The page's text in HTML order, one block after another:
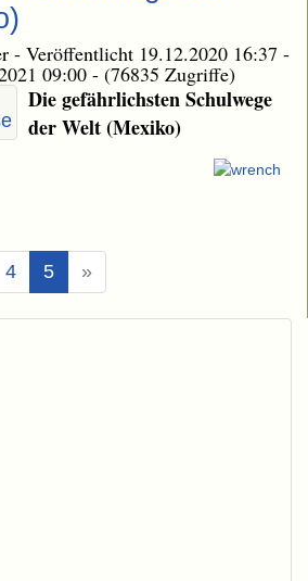
- Veröffentlicht 19.12.2020 16:37 -
09:00 - (76835 Zugriffe)
Die gefährlichsten Schulwege
der Welt (Mexiko)
4 5(Aktuell)
»